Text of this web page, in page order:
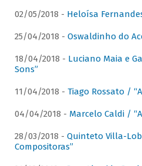
02/05/2018 - Heloísa
25/04/2018 - Oswaldinho do
18/04/2018 - Luciano Maia e
Sons”
11/04/2018 - Tiago Rossato /
04/04/2018 - Marcelo Caldi /
28/03/2018 - Quinteto Villa-
Compositoras”